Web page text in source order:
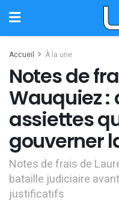
Accueil À la une
Notes de
Wauquiez
assiettes
gouverner
Notes de frais de
bataille judiciaire
justificatifs